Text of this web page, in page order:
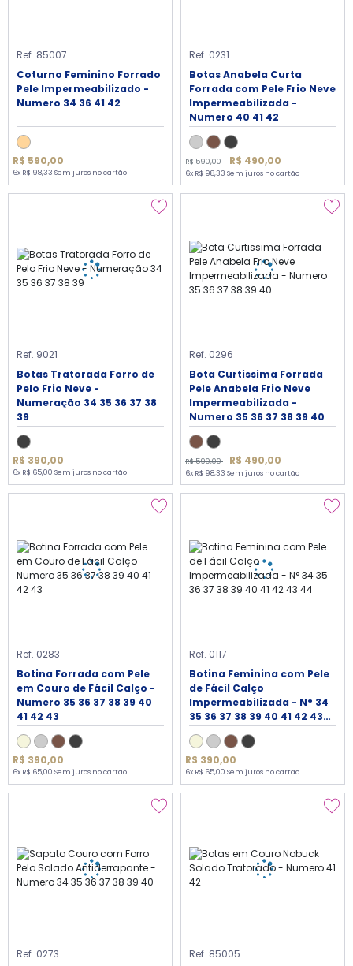
Ref. 85007
Coturno Feminino Forrado
Pele Impermeabilizado -
Numero 34 36 41 42
R$ 590,00
6x R$ 98,33 Sem juros no cartão
Ref. 0231
Botas Anabela Curta
Forrada com Pele Frio Neve
Impermeabilizada -
Numero 40 41 42
R$ 590,00 R$ 490,00
6x R$ 98,33 Sem juros no cartão
Ref. 9021
Botas Tratorada Forro de
Pelo Frio Neve -
Numeração 34 35 36 37 38
39
R$ 390,00
6x R$ 65,00 Sem juros no cartão
Ref. 0296
Bota Curtissima Forrada
Pele Anabela Frio Neve
Impermeabilizada -
Numero 35 36 37 38 39 40
R$ 590,00 R$ 490,00
6x R$ 98,33 Sem juros no cartão
Ref. 0283
Botina Forrada com Pele
em Couro de Fácil Calço -
Numero 35 36 37 38 39 40
41 42 43
R$ 390,00
6x R$ 65,00 Sem juros no cartão
Ref. 0117
Botina Feminina com Pele
de Fácil Calço
Impermeabilizada - N° 34
35 36 37 38 39 40 41 42 43
44
R$ 390,00
6x R$ 65,00 Sem juros no cartão
Ref. 0273
Ref. 85005